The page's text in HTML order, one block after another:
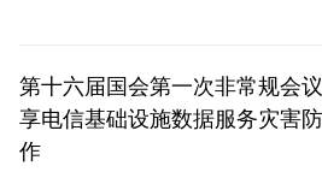
第十六届国会第一次非常规会
享电信基础设施数据服务灾害
作